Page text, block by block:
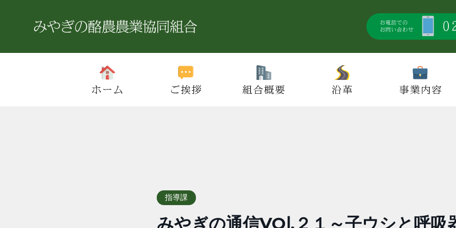
指導課
みやぎの通信VOⅼ.２１～子ウシと呼吸